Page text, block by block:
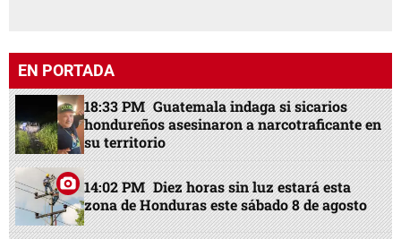
EN PORTADA
18:33 PM Guatemala indaga si sicarios
hondureños asesinaron a narcotraficante en
su territorio
14:02 PM Diez horas sin luz estará esta
zona de Honduras este sábado 8 de agosto